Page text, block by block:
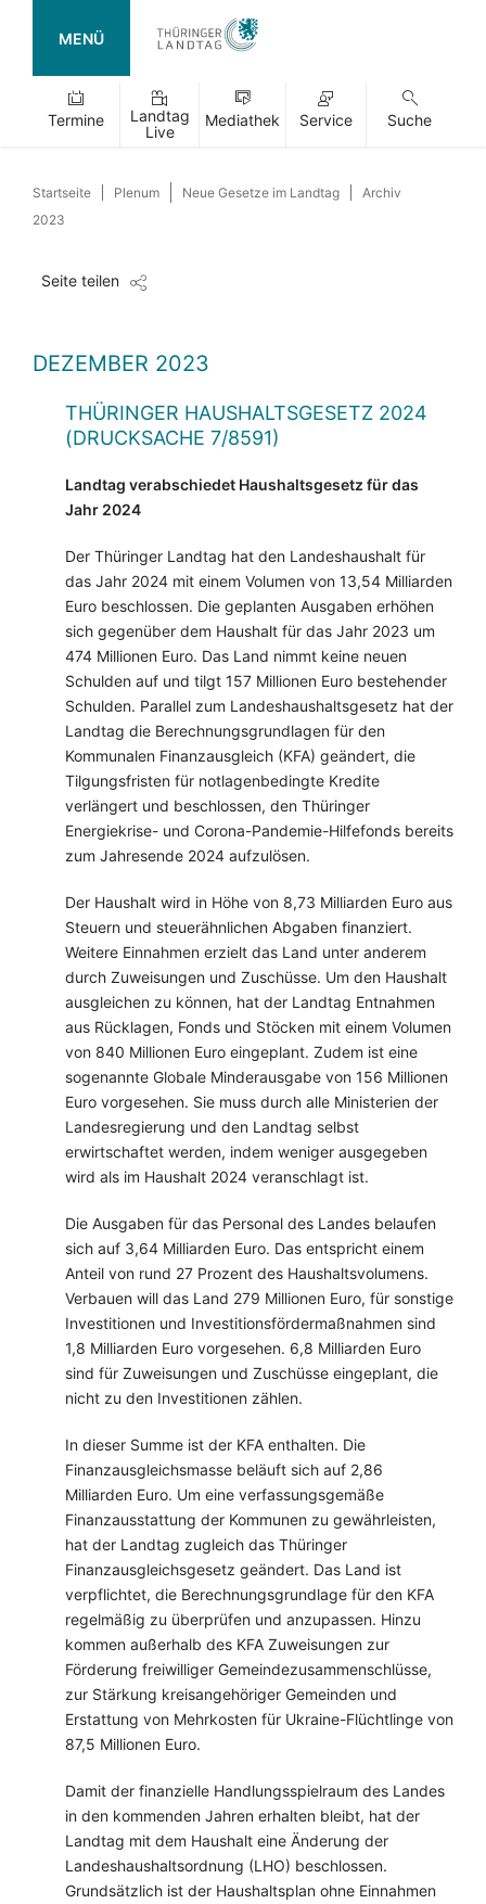
MENÜ
Termine
Landtag
Live
Mediathek Service Suche
Startseite Plenum Neue Gesetze im Landtag
Archiv
2023
Seite teilen
DEZEMBER 2023
THÜRINGER HAUSHALTSGESETZ 2024
(DRUCKSACHE 7/8591)
Landtag verabschiedet Haushaltsgesetz für das
Jahr 2024
Der Thüringer Landtag hat den Landeshaushalt für
das Jahr 2024 mit einem Volumen von 13,54 Milliarden
Euro beschlossen. Die geplanten Ausgaben erhöhen
sich gegenüber dem Haushalt für das Jahr 2023 um
474 Millionen Euro. Das Land nimmt keine neuen
Schulden auf und tilgt 157 Millionen Euro bestehender
Schulden. Parallel zum Landeshaushaltsgesetz hat der
Landtag die Berechnungsgrundlagen für den
Kommunalen Finanzausgleich (KFA) geändert, die
Tilgungsfristen für notlagenbedingte Kredite
verlängert und beschlossen, den Thüringer
Energiekrise- und Corona-Pandemie-Hilfefonds bereits
zum Jahresende 2024 aufzulösen.
Der Haushalt wird in Höhe von 8,73 Milliarden Euro aus
Steuern und steuerähnlichen Abgaben finanziert.
Weitere Einnahmen erzielt das Land unter anderem
durch Zuweisungen und Zuschüsse. Um den Haushalt
ausgleichen zu können, hat der Landtag Entnahmen
aus Rücklagen, Fonds und Stöcken mit einem Volumen
von 840 Millionen Euro eingeplant. Zudem ist eine
sogenannte Globale Minderausgabe von 156 Millionen
Euro vorgesehen. Sie muss durch alle Ministerien der
Landesregierung und den Landtag selbst
erwirtschaftet werden, indem weniger ausgegeben
wird als im Haushalt 2024 veranschlagt ist.
Die Ausgaben für das Personal des Landes belaufen
sich auf 3,64 Milliarden Euro. Das entspricht einem
Anteil von rund 27 Prozent des Haushaltsvolumens.
Verbauen will das Land 279 Millionen Euro, für sonstige
Investitionen und Investitionsfördermaßnahmen sind
1,8 Milliarden Euro vorgesehen. 6,8 Milliarden Euro
sind für Zuweisungen und Zuschüsse eingeplant, die
nicht zu den Investitionen zählen.
In dieser Summe ist der KFA enthalten. Die
Finanzausgleichsmasse beläuft sich auf 2,86
Milliarden Euro. Um eine verfassungsgemäße
Finanzausstattung der Kommunen zu gewährleisten,
hat der Landtag zugleich das Thüringer
Finanzausgleichsgesetz geändert. Das Land ist
verpflichtet, die Berechnungsgrundlage für den KFA
regelmäßig zu überprüfen und anzupassen. Hinzu
kommen außerhalb des KFA Zuweisungen zur
Förderung freiwilliger Gemeindezusammenschlüsse,
zur Stärkung kreisangehöriger Gemeinden und
Erstattung von Mehrkosten für Ukraine-Flüchtlinge von
87,5 Millionen Euro.
Damit der finanzielle Handlungsspielraum des Landes
in den kommenden Jahren erhalten bleibt, hat der
Landtag mit dem Haushalt eine Änderung der
Landeshaushaltsordnung (LHO) beschlossen.
Grundsätzlich ist der Haushaltsplan ohne Einnahmen